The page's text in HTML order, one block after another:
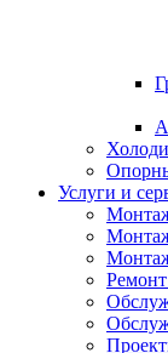
Услуги и